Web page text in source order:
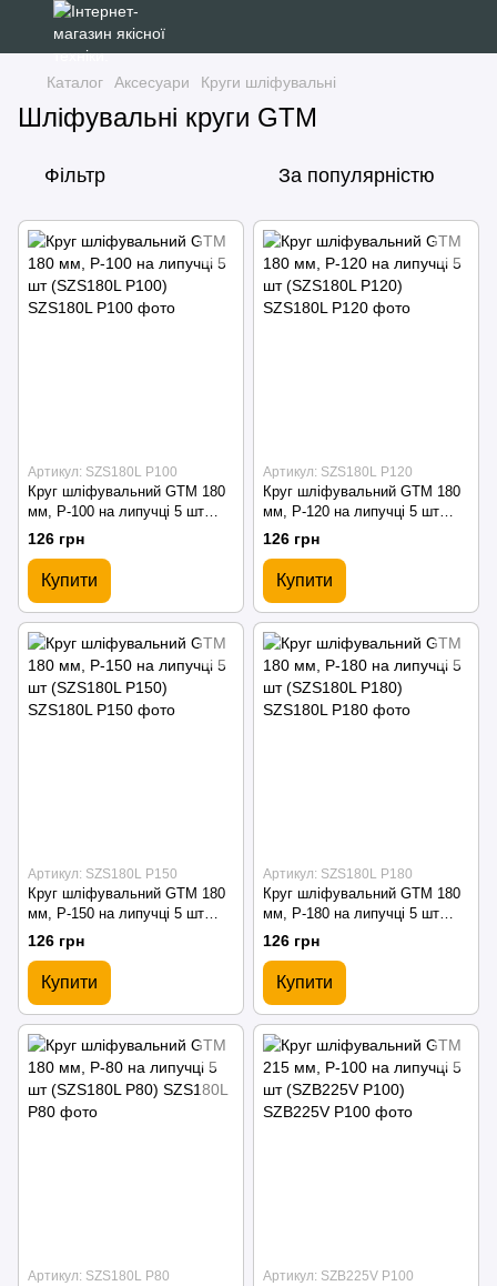
Каталог Аксесуари Круги шліфувальні
Шліфувальні круги GTM
Фільтр За популярністю
Артикул: SZS180L P100
Круг шліфувальний GTM 180
мм, P-100 на липучці 5 шт
(SZS180L P100)
126 грн
Купити
Артикул: SZS180L P120
Круг шліфувальний GTM 180
мм, P-120 на липучці 5 шт
(SZS180L P120)
126 грн
Купити
Артикул: SZS180L P150
Круг шліфувальний GTM 180
мм, P-150 на липучці 5 шт
(SZS180L P150)
126 грн
Купити
Артикул: SZS180L P180
Круг шліфувальний GTM 180
мм, P-180 на липучці 5 шт
(SZS180L P180)
126 грн
Купити
Артикул: SZS180L P80 Артикул: SZB225V P100